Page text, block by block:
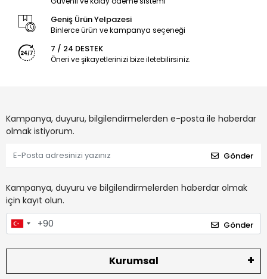
Geniş Ürün Yelpazesi
Binlerce ürün ve kampanya seçeneği
7 / 24 DESTEK
Öneri ve şikayetlerinizi bize iletebilirsiniz.
Kampanya, duyuru, bilgilendirmelerden e-posta ile haberdar
olmak istiyorum.
Gönder
Kampanya, duyuru ve bilgilendirmelerden haberdar olmak
için kayıt olun.
Gönder
Kurumsal